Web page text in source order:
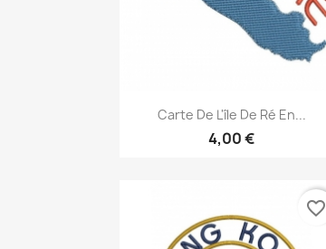
Aperçu rapide
Carte De L'île De Ré En...
4,00 €
favorite_border